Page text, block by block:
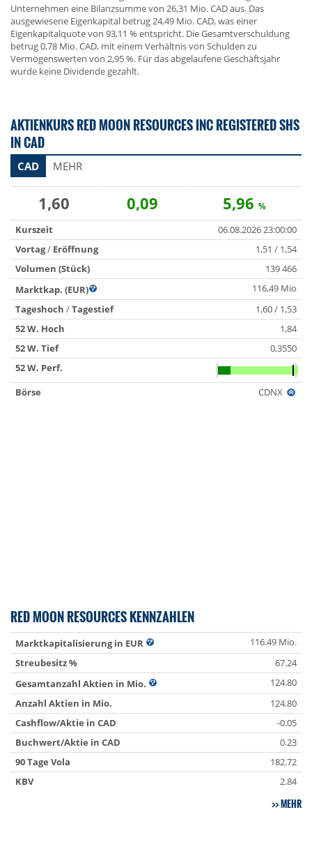
Unternehmen eine Bilanzsumme von 26,31 Mio. CAD aus. Das
ausgewiesene Eigenkapital betrug 24,49 Mio. CAD, was einer
Eigenkapitalquote von 93,11 % entspricht. Die Gesamtverschuldung
betrug 0,78 Mio. CAD, mit einem Verhältnis von Schulden zu
Vermögenswerten von 2,95 %. Für das abgelaufene Geschäftsjahr
wurde keine Dividende gezahlt.
AKTIENKURS RED MOON RESOURCES INC REGISTERED SHS
IN CAD
CAD MEHR
1,60 0,09 5,96 %
Kurszeit
06.08.2026 23:00:00
Vortag/ Eröffnung
1,51 / 1,54
Volumen (Stück)
139 466
Marktkap. (EUR)
116,49 Mio
Tageshoch /Tagestief
1,60 / 1,53
52 W. Hoch
1,84
52 W. Tief
0,3550
52 W. Perf.
Börse
CDNX
RED MOON RESOURCES KENNZAHLEN
Marktkapitalisierung in EUR
116.49 Mio.
Streubesitz %
67.24
Gesamtanzahl Aktien in Mio.
124.80
Anzahl Aktien in Mio.
124.80
Cashflow/Aktie in CAD
-0.05
Buchwert/Aktie in CAD
0.23
90 Tage Vola
182.72
KBV
2.84
MEHR